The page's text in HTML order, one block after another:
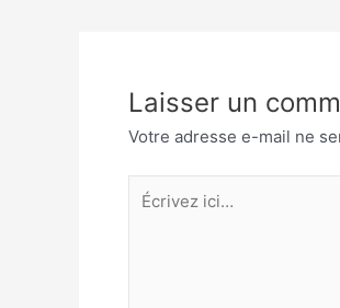
Laisser un
Votre adresse e-mail ne
Écrivez
ici…